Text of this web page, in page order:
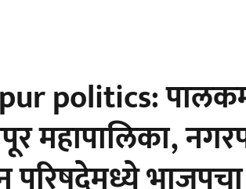
politics:
महापालिका,